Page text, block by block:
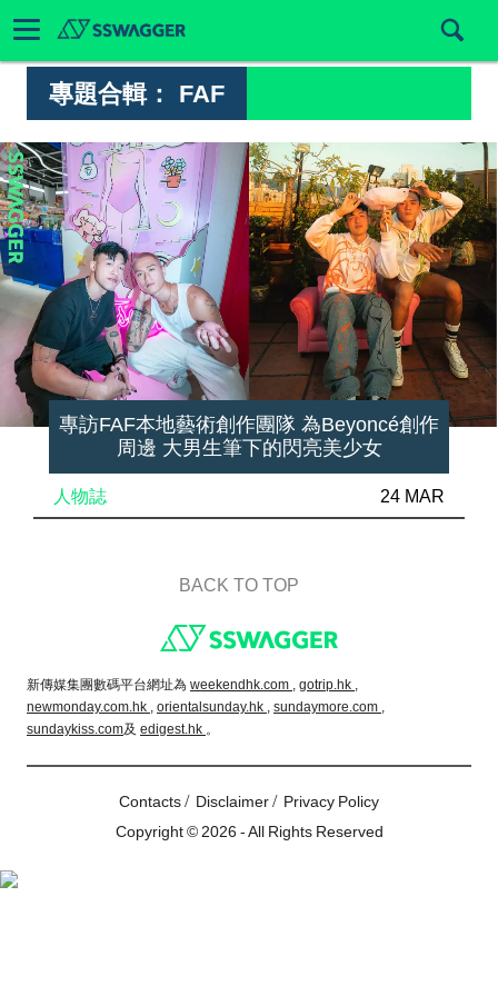
專題合輯： FAF
專訪FAF本地藝術創作團隊 為Beyoncé創作
周邊 大男生筆下的閃亮美少女
人物誌 24 MAR
BACK TO TOP
新傳媒集團數碼平台網址為 weekendhk.com , gotrip.hk ,
newmonday.com.hk , orientalsunday.hk , sundaymore.com ,
sundaykiss.com及 edigest.hk 。
Contacts/ Disclaimer/ Privacy Policy
Copyright © 2026 - All Rights Reserved